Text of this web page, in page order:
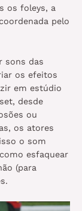
os foleys, a
pelo
sons das
os efeitos
em estúdio
desde
ou
os atores
o som
esfaquear
(para